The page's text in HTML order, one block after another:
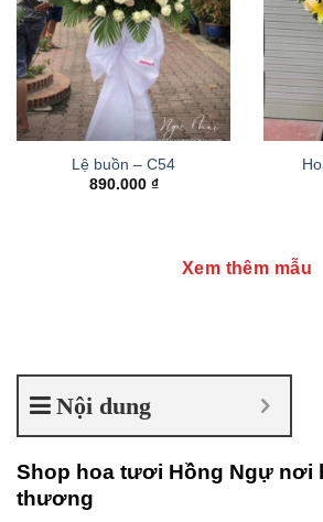
Lệ buồn – C54
890.000 ₫
Xem thêm mẫu
Nội dung
Shop hoa tươi Hồng Ngự nơi
thương